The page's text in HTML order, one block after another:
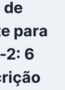
para
2: 6